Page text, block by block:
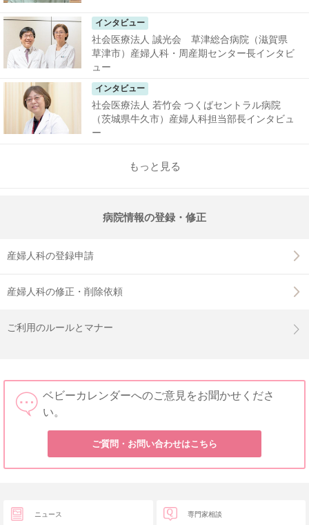
インタビュー
社会医療法人 誠光会 草津総合病院（滋賀県
草津市）産婦人科・周産期センター長インタビ
ュー
インタビュー
社会医療法人 若竹会 つくばセントラル病院
（茨城県牛久市）産婦人科担当部長インタビュ
ー
もっと見る
病院情報の登録・修正
産婦人科の登録申請
産婦人科の修正・削除依頼
ご利用のルールとマナー
ベビーカレンダーへのご意見をお聞かせくださ
い。
ご質問・お問い合わせはこちら
ニュース 専門家相談